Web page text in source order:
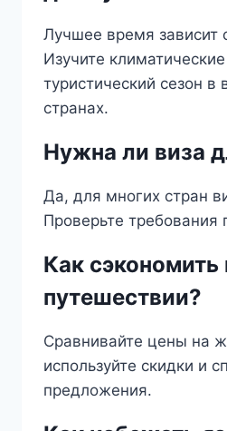
Лучшее время зависит
Изучите
туристический сезон в
странах.
Нужна ли виза
Да, для многих стран
Проверьте требования
Как сэкономить
путешествии?
Сравнивайте цены на
используйте скидки и
предложения.